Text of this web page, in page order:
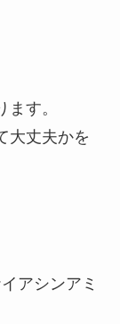
す。
大丈夫かを
アシンアミ